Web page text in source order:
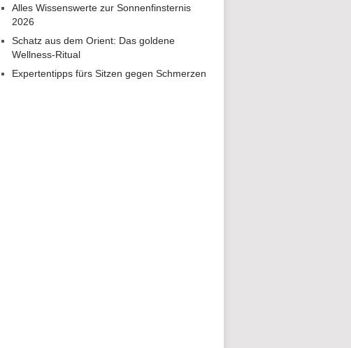
Alles Wissenswerte zur Sonnenfinsternis
2026
Schatz aus dem Orient: Das goldene
Wellness-Ritual
Expertentipps fürs Sitzen gegen Schmerzen